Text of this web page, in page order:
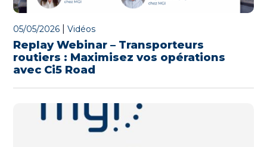
Replay Webinar – Transporteurs
routiers : Maximisez vos opérations
avec Ci5 Road
05/05/2026 | Vidéos